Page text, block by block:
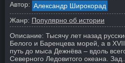
Автор: Александр Широкорад
Жанр: Популярно об истории
Описание: Тысячу лет назад
Белого и Баренцева морей, а в
путь до мыса Дежнёва – вдоль
Северного Ледовитого океана. Зад...